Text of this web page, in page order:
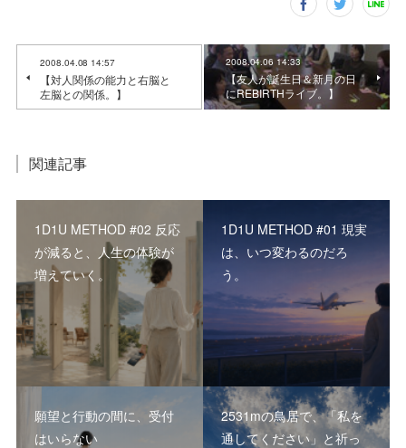
2008.04.08 14:57
【対人関係の能力と右脳と
左脳との関係。】
2008.04.06 14:33
【友人が誕生日＆新月の日
にREBIRTHライブ。】
関連記事
1D1U METHOD #02 反応
が減ると、人生の体験が
増えていく。
1D1U METHOD #01 現実
は、いつ変わるのだろ
う。
願望と行動の間に、受付
はいらない
2531mの鳥居で、「私を
通してください」と祈っ